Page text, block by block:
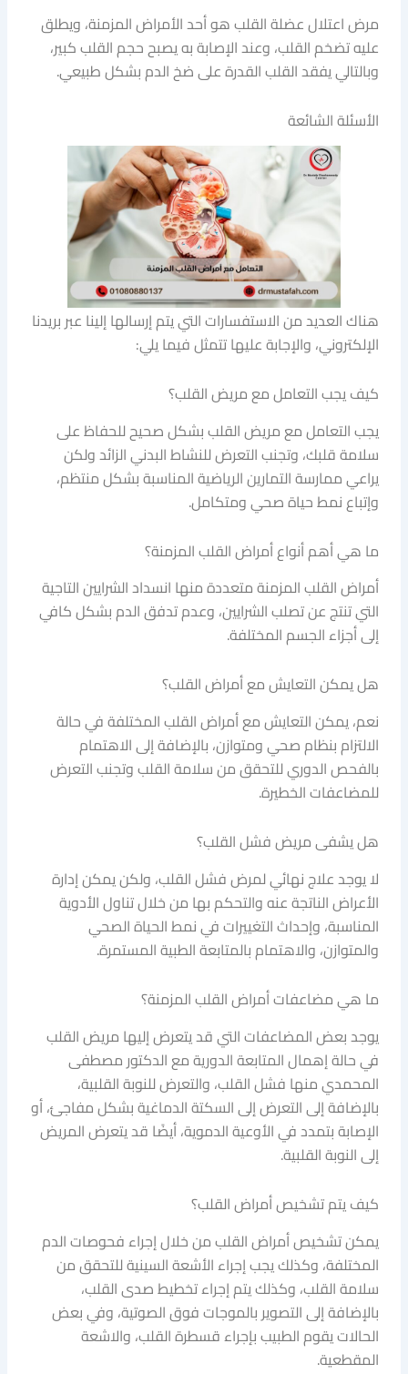
مرض اعتلال عضلة القلب هو أحد الأمراض المزمنة، ويطلق
عليه تضخم القلب، وعند الإصابة به يصبح حجم القلب كبير،
وبالتالي يفقد القلب القدرة على ضخ الدم بشكل طبيعي.
الأسئلة الشائعة
هناك العديد من الاستفسارات التي يتم إرسالها إلينا عبر بريدنا
الإلكتروني، والإجابة عليها تتمثل فيما يلي:
كيف يجب التعامل مع مريض القلب؟
يجب التعامل مع مريض القلب بشكل صحيح للحفاظ على
سلامة قلبك، وتجنب التعرض للنشاط البدني الزائد ولكن
يراعي ممارسة التمارين الرياضية المناسبة بشكل منتظم،
وإتباع نمط حياة صحي ومتكامل.
ما هي أهم أنواع أمراض القلب المزمنة؟
أمراض القلب المزمنة متعددة منها انسداد الشرايين التاجية
التي تنتج عن تصلب الشرايين، وعدم تدفق الدم بشكل كافي
إلى أجزاء الجسم المختلفة.
هل يمكن التعايش مع أمراض القلب؟
نعم، يمكن التعايش مع أمراض القلب المختلفة في حالة
الالتزام بنظام صحي ومتوازن، بالإضافة إلى الاهتمام
بالفحص الدوري للتحقق من سلامة القلب وتجنب التعرض
للمضاعفات الخطيرة.
هل يشفى مريض فشل القلب؟
لا يوجد علاج نهائي لمرض فشل القلب، ولكن يمكن إدارة
الأعراض الناتجة عنه والتحكم بها من خلال تناول الأدوية
المناسبة، وإحداث التغييرات في نمط الحياة الصحي
والمتوازن، والاهتمام بالمتابعة الطبية المستمرة.
ما هي مضاعفات أمراض القلب المزمنة؟
يوجد بعض المضاعفات التي قد يتعرض إليها مريض القلب
في حالة إهمال المتابعة الدورية مع الدكتور مصطفى
المحمدي منها فشل القلب، والتعرض للنوبة القلبية،
بالإضافة إلى التعرض إلى السكتة الدماغية بشكل مفاجئ، أو
الإصابة بتمدد في الأوعية الدموية، أيضًا قد يتعرض المريض
إلى النوبة القلبية.
كيف يتم تشخيص أمراض القلب؟
يمكن تشخيص أمراض القلب من خلال إجراء فحوصات الدم
المختلفة، وكذلك يجب إجراء الأشعة السينية للتحقق من
سلامة القلب، وكذلك يتم إجراء تخطيط صدى القلب،
بالإضافة إلى التصوير بالموجات فوق الصوتية، وفي بعض
الحالات يقوم الطبيب بإجراء قسطرة القلب، والاشعة
المقطعية.